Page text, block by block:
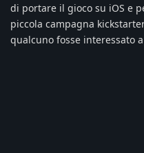
di portare il gioco su iOS e
piccola campagna
qualcuno fosse interessato